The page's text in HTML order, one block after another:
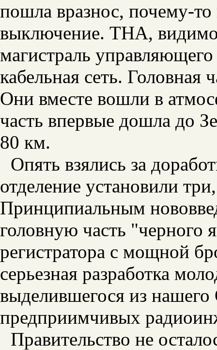
пошла вразнос, почему-то
выключение. ТНА,
магистраль
кабельная сеть. Головная
Они вместе вошли в
часть впервые дошла до
80 км.
Опять взялись за
отделение установили
Принципиальным
головную часть "черного
регистратора с мощной
серьезная разработка
выделившегося из
предприимчивых
Правительство не